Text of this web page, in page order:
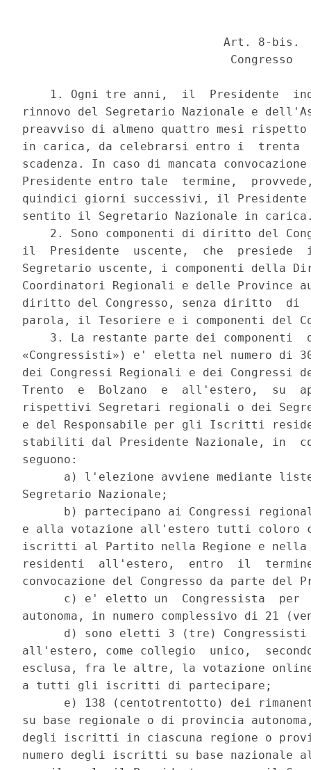
                             Art. 8-bis.
                              Congresso
1. Ogni tre anni,  il  Presidente
rinnovo del Segretario Nazionale e
preavviso di almeno quattro mesi
in carica, da celebrarsi entro i  trenta
scadenza. In caso di mancata
Presidente entro tale  termine,
quindici giorni successivi, il
sentito il Segretario Nazionale in
2. Sono componenti di diritto del
il  Presidente  uscente,  che
Segretario uscente, i componenti della
Coordinatori Regionali e delle Province
diritto del Congresso, senza diritto
parola, il Tesoriere e i componenti del
3. La restante parte dei componenti
«Congressisti») e' eletta nel numero di
dei Congressi Regionali e dei Congressi
Trento  e  Bolzano  e  all'estero,  su
rispettivi Segretari regionali o dei
e del Responsabile per gli Iscritti
stabiliti dal Presidente Nazionale, in
seguono:
a) l'elezione avviene mediante
Segretario Nazionale;
b) partecipano ai Congressi
e alla votazione all'estero tutti coloro
iscritti al Partito nella Regione e nella
residenti  all'estero,  entro  il
convocazione del Congresso da parte del
c) e' eletto un  Congressista  per
autonoma, in numero complessivo di 21
d) sono eletti 3 (tre)
all'estero, come collegio  unico,
esclusa, fra le altre, la votazione online
a tutti gli iscritti di partecipare;
e) 138 (centotrentotto) dei
su base regionale o di provincia
degli iscritti in ciascuna regione o
numero degli iscritti su base